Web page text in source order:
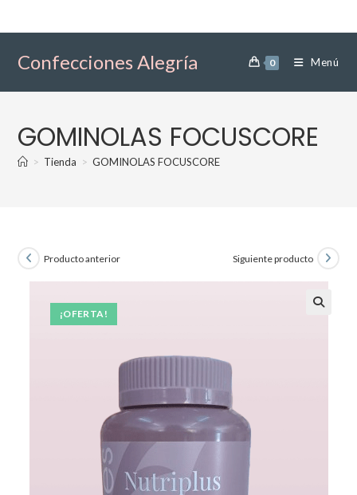
Confecciones Alegría 0 Menú
GOMINOLAS FOCUSCORE
> Tienda > GOMINOLAS FOCUSCORE
¡OFERTA!
Producto anterior Siguiente producto